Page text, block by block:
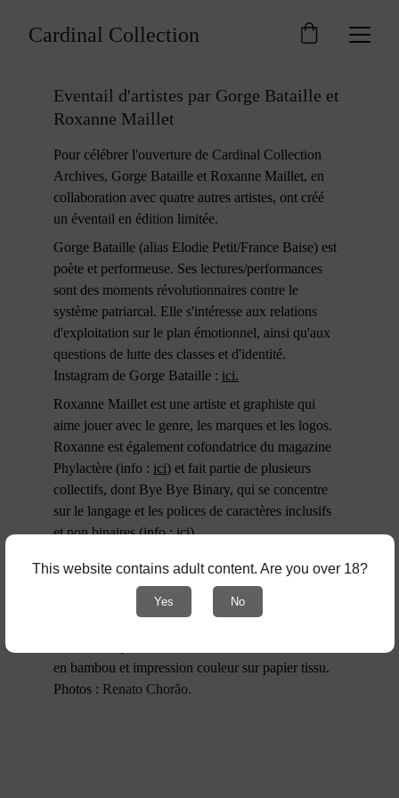
Cardinal Collection
Eventail d'artistes par Gorge Bataille et
Roxanne Maillet
Pour célébrer l'ouverture de Cardinal Collection
Archives, Gorge Bataille et Roxanne Maillet, en
collaboration avec quatre autres artistes, ont créé
un éventail en édition limitée.
Gorge Bataille (alias Elodie Petit/France Baise) est
poète et performeuse. Ses lectures/performances
sont des moments révolutionnaires contre le
système patriarcal. Elle s'intéresse aux relations
d'exploitation sur le plan émotionnel, ainsi qu'aux
questions de lutte des classes et d'identité.
Instagram de Gorge Bataille : ici.
Roxanne Maillet est une artiste et graphiste qui
aime jouer avec le genre, les marques et les logos.
Roxanne est également cofondatrice du magazine
Phylactère (info : ici) et fait partie de plusieurs
collectifs, dont Bye Bye Binary, qui se concentre
sur le langage et les polices de caractères inclusifs
et non binaires (info : ici).
édition. © Cardinal Collection Editions & Gorge
en bambou et impression couleur sur papier tissu.
Photos : Renato Chorão.
This website contains adult content. Are you over 18?
Yes No